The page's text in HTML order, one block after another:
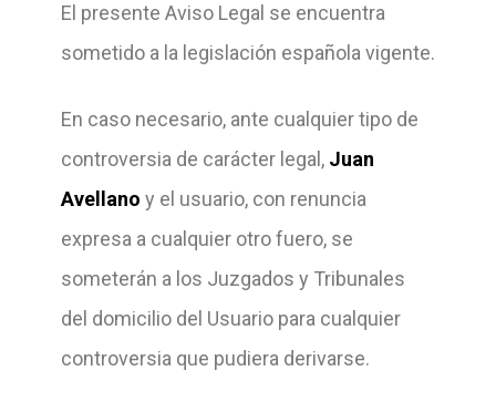
El presente Aviso Legal se encuentra
sometido a la legislación española vigente.
En caso necesario, ante cualquier tipo de
controversia de carácter legal, Juan
Avellano y el usuario, con renuncia
expresa a cualquier otro fuero, se
someterán a los Juzgados y Tribunales
del domicilio del Usuario para cualquier
controversia que pudiera derivarse.